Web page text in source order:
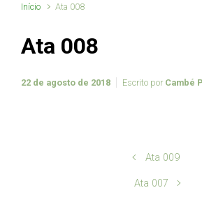
Início Ata 008
Ata 008
22 de agosto de 2018 Escrito por Cambé
Ata 009
Ata 007